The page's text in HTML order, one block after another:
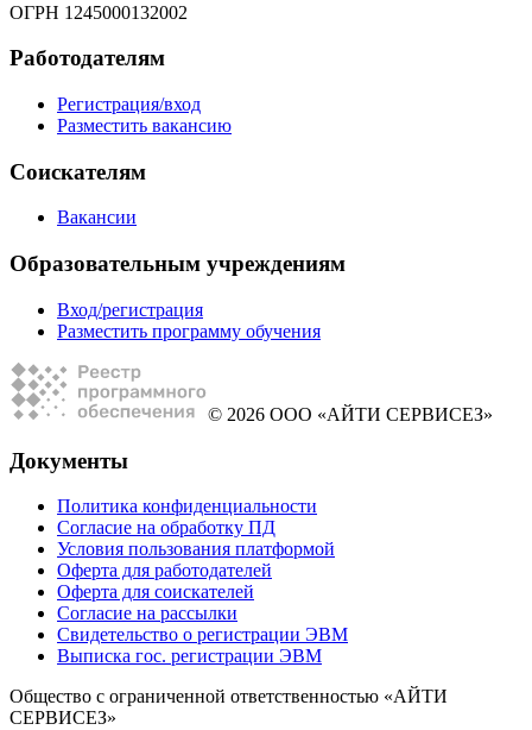
ОГРН 1245000132002
Работодателям
Регистрация/вход
Разместить вакансию
Соискателям
Вакансии
Образовательным учреждениям
Вход/регистрация
Разместить программу обучения
© 2026 ООО «АЙТИ СЕРВИСЕЗ»
Документы
Политика конфиденциальности
Согласие на обработку ПД
Условия пользования платформой
Оферта для работодателей
Оферта для соискателей
Согласие на рассылки
Свидетельство о регистрации ЭВМ
Выписка гос. регистрации ЭВМ
Общество с ограниченной ответственностью «АЙТИ
СЕРВИСЕЗ»